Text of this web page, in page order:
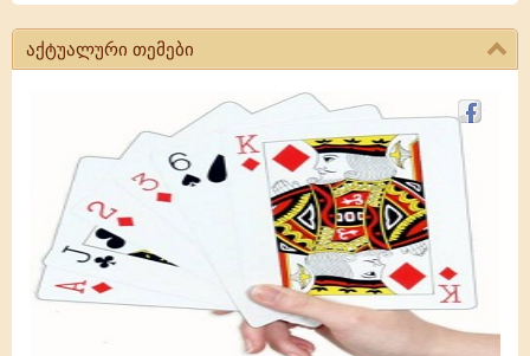
აქტუალური თემები